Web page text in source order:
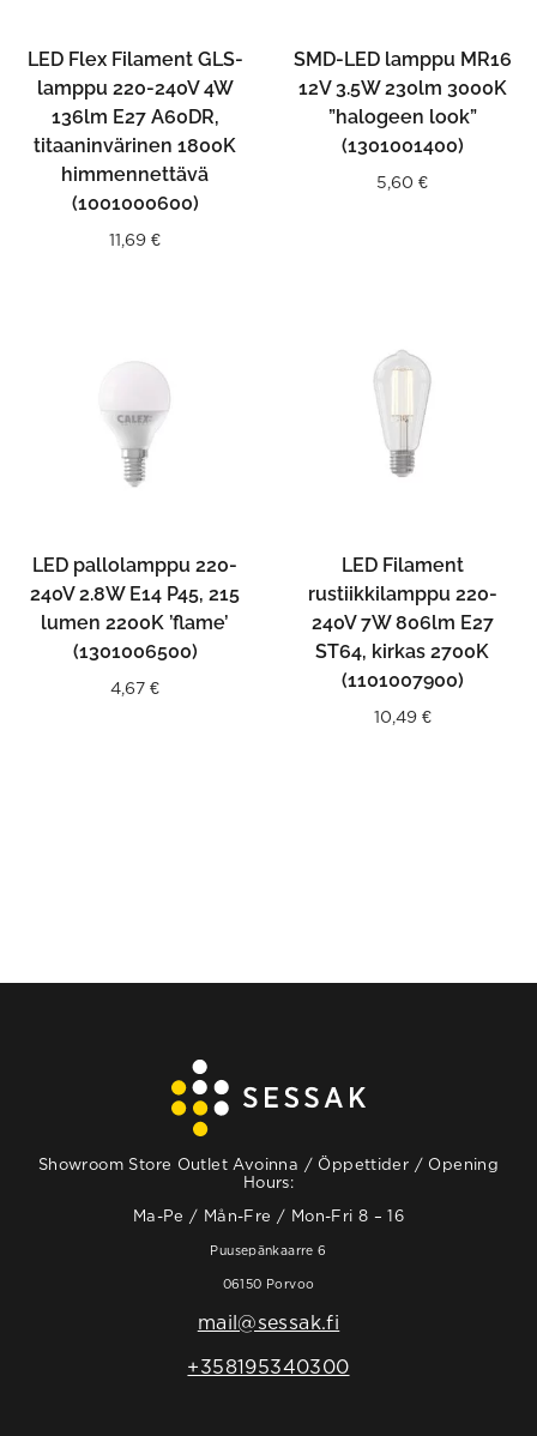
LED Flex Filament GLS-
lamppu 220-240V 4W
136lm E27 A60DR,
titaaninvärinen 1800K
himmennettävä
(1001000600)
11,69 €
SMD-LED lamppu MR16
12V 3.5W 230lm 3000K
”halogeen look”
(1301001400)
5,60 €
LED pallolamppu 220-
240V 2.8W E14 P45, 215
lumen 2200K ’flame’
(1301006500)
4,67 €
LED Filament
rustiikkilamppu 220-
240V 7W 806lm E27
ST64, kirkas 2700K
(1101007900)
10,49 €
Showroom Store Outlet Avoinna / Öppettider / Opening
Hours:
Ma-Pe / Mån-Fre / Mon-Fri 8 – 16
Puusepänkaarre 6
06150 Porvoo
mail@sessak.fi
+358195340300